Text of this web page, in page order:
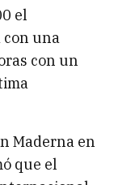
el
una
con un
Maderna en
que el